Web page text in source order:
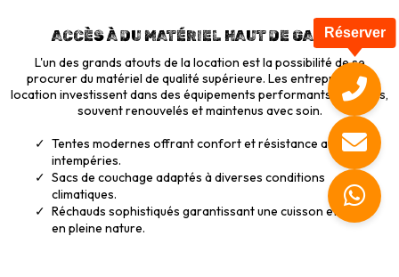
ACCÈS À DU MATÉRIEL HAUT DE GAMME
L'un des grands atouts de la location est la possibilité de se
procurer du matériel de qualité supérieure. Les entreprises de
location investissent dans des équipements performants et fiables,
souvent renouvelés et maintenus avec soin.
Tentes modernes offrant confort et résistance aux
intempéries.
Sacs de couchage adaptés à diverses conditions
climatiques.
Réchauds sophistiqués garantissant une cuisson efficace
en pleine nature.
Réserver